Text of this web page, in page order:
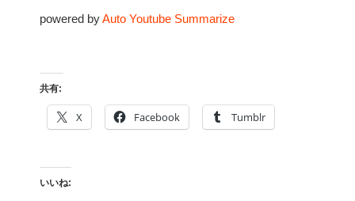
powered byAuto Youtube Summarize
共有:
X Facebook Tumblr
いいね: